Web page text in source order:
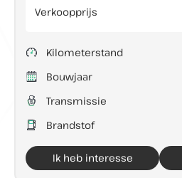
Contact
info@lunenburgautos.nl
Adres
Sassenheimseweg 64
Openingstijden
Ma t/m Vr:
08:00 - 17:00
Zaterdag:
09:00 - 12:00
Verkoopprijs
Kilometerstand
Bouwjaar
Transmissie
Brandstof
Ik heb interesse